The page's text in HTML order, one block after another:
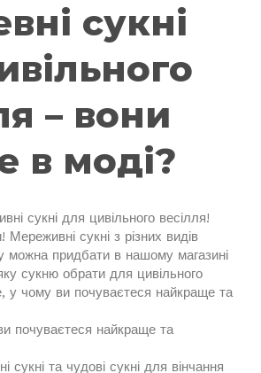
сукні
– вони
в моді?
сукні для цивільного весілля!
сукні з різних видів
можна придбати в нашому магазині
сукню обрати для цивільного
у чому ви почуваєтеся найкраще та
почуваєтеся найкраще та
сукні та чудові сукні для вінчання